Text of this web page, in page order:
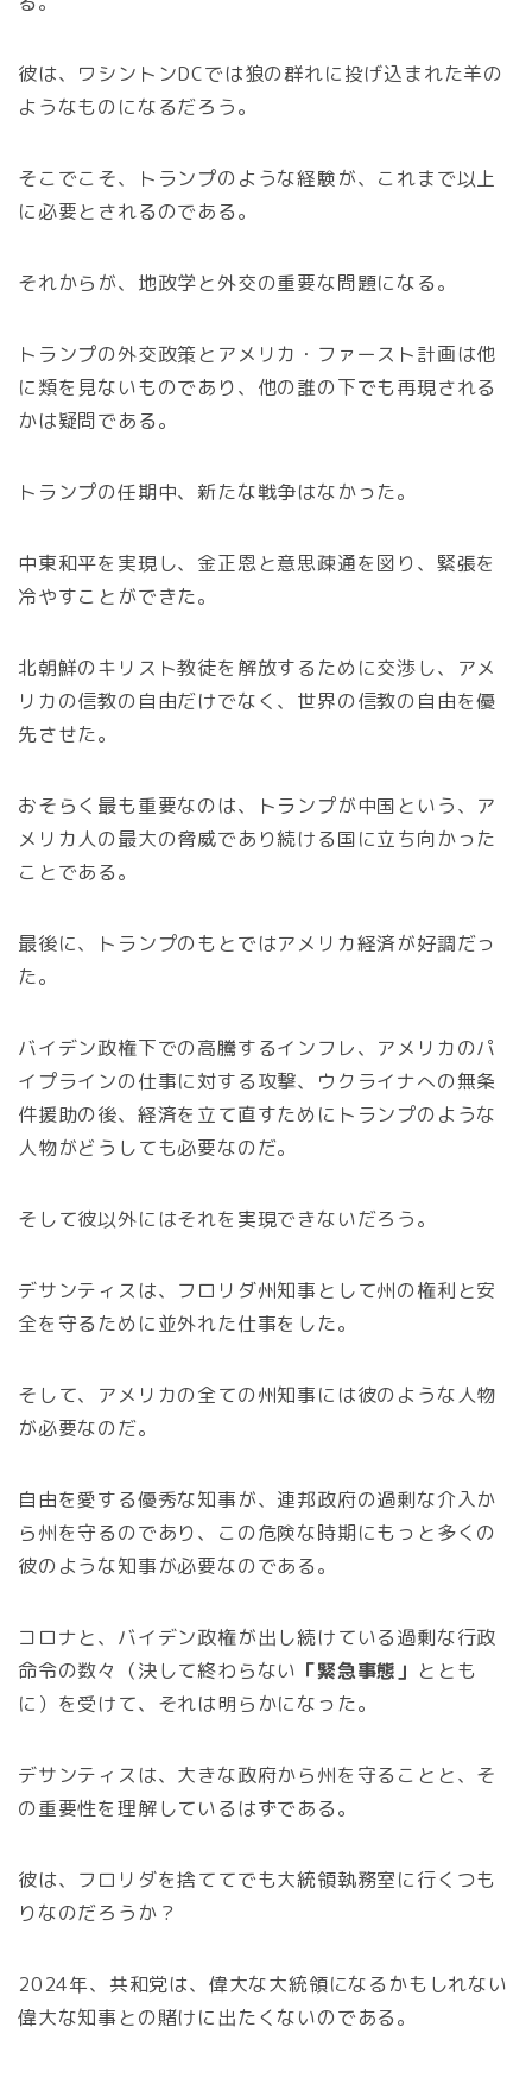
彼は、ワシントンDCでは狼の群れに投げ込まれた羊の
ようなものになるだろう。
そこでこそ、トランプのような経験が、これまで以上
に必要とされるのである。
それからが、地政学と外交の重要な問題になる。
トランプの外交政策とアメリカ・ファースト計画は他
に類を見ないものであり、他の誰の下でも再現される
かは疑問である。
トランプの任期中、新たな戦争はなかった。
中東和平を実現し、金正恩と意思疎通を図り、緊張を
冷やすことができた。
北朝鮮のキリスト教徒を解放するために交渉し、アメ
リカの信教の自由だけでなく、世界の信教の自由を優
先させた。
おそらく最も重要なのは、トランプが中国という、ア
メリカ人の最大の脅威であり続ける国に立ち向かった
ことである。
最後に、トランプのもとではアメリカ経済が好調だっ
た。
バイデン政権下での高騰するインフレ、アメリカのパ
イプラインの仕事に対する攻撃、ウクライナへの無条
件援助の後、経済を立て直すためにトランプのような
人物がどうしても必要なのだ。
そして彼以外にはそれを実現できないだろう。
デサンティスは、フロリダ州知事として州の権利と安
全を守るために並外れた仕事をした。
そして、アメリカの全ての州知事には彼のような人物
が必要なのだ。
自由を愛する優秀な知事が、連邦政府の過剰な介入か
ら州を守るのであり、この危険な時期にもっと多くの
彼のような知事が必要なのである。
コロナと、バイデン政権が出し続けている過剰な行政
命令の数々（決して終わらない 「緊急事態」 ととも
に）を受けて、それは明らかになった。
デサンティスは、大きな政府から州を守ることと、そ
の重要性を理解しているはずである。
彼は、フロリダを捨ててでも大統領執務室に行くつも
りなのだろうか？
2024年、共和党は、偉大な大統領になるかもしれない
偉大な知事との賭けに出たくないのである。